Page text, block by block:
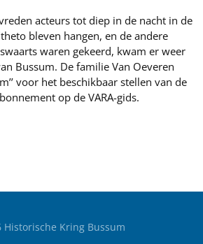
acteurs tot diep in de nacht in de
bleven hangen, en de andere
waren gekeerd, kwam er weer
Bussum. De familie Van Oeveren
voor het beschikbaar stellen van de
op de VARA-gids.
Historische Kring Bussum